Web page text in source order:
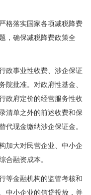
格落实国家各项减税降费
，确保减税降费政策全
政事业性收费、涉企保证
院批准。对政府性基金、
政府定价的经营服务性收
清单之外的前述收费和保
代现金缴纳涉企保证金。
加大对民营企业、中小企
合融资成本。
等金融机构的监管考核和
中小企业的信贷投放，并